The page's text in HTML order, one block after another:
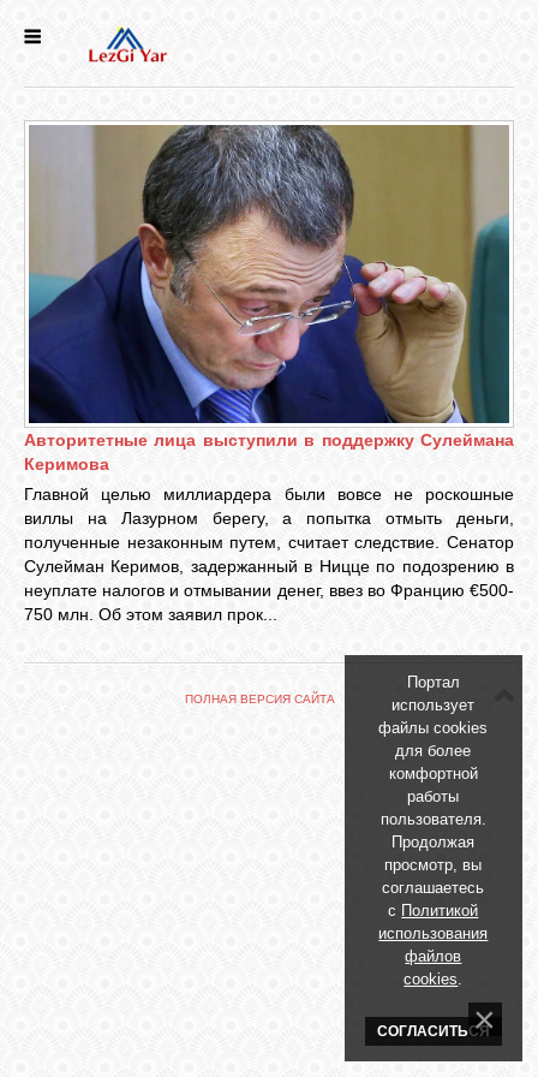
КУЛЬТУРА
ГОЛОС
ЛЕЗГИН
НАРОДЫ
БИБЛИОТЕКА
ФОРУМ
Авторитетные лица выступили в поддержку Сулеймана
Керимова
Главной целью миллиардера были вовсе не роскошные
виллы на Лазурном берегу, а попытка отмыть деньги,
полученные незаконным путем, считает следствие. Сенатор
Сулейман Керимов, задержанный в Ницце по подозрению в
неуплате налогов и отмывании денег, ввез во Францию €500-
750 млн. Об этом заявил прок...
ПОЛНАЯ ВЕРСИЯ САЙТА
Портал
использует
файлы cookies
для более
комфортной
работы
пользователя.
Продолжая
просмотр, вы
соглашаетесь
с Политикой
использования
файлов
cookies
СОГЛАСИТЬСЯ